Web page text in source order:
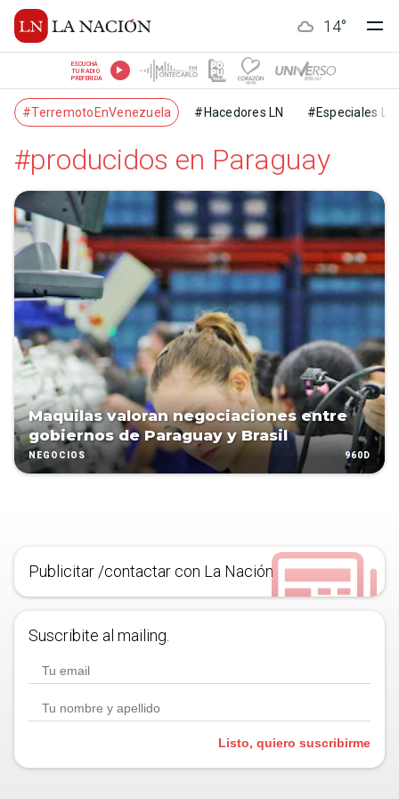
14°
ESCUCHÁ
TU RADIO
PREFERIDA
#TerremotoEnVenezuela #Hacedores LN #Especiales LN
#producidos en Paraguay
Maquilas valoran negociaciones entre
gobiernos de Paraguay y Brasil
NEGOCIOS 960D
Publicitar /contactar con La Nación
Suscribite al mailing.
Listo, quiero suscribirme